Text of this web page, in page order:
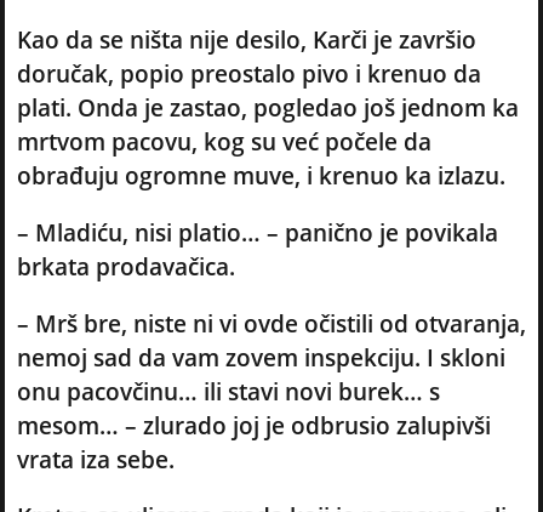
Kao da se ništa nije desilo, Karči je završio
doručak, popio preostalo pivo i krenuo da
plati. Onda je zastao, pogledao još jednom ka
mrtvom pacovu, kog su već počele da
obrađuju ogromne muve, i krenuo ka izlazu.
– Mladiću, nisi platio… – panično je povikala
brkata prodavačica.
– Mrš bre, niste ni vi ovde očistili od otvaranja,
nemoj sad da vam zovem inspekciju. I skloni
onu pacovčinu… ili stavi novi burek… s
mesom… – zlurado joj je odbrusio zalupivši
vrata iza sebe.